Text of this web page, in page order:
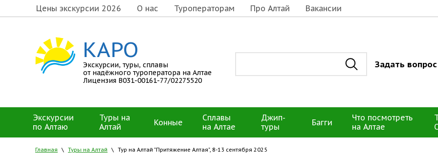
КАРО
Экскурсии, туры, сплавы
от надёжного туроператора на Алтае
Лицензия В031-00161-77/02275520
Задать вопрос
Цены экскурсии 2026 О нас Туроператорам Про Алтай Вакансии
Экскурсии
по Алтаю
Туры на
Алтай
Конные
Сплавы
на Алтае
Джип-
туры
Багги
Что посмотреть
на Алтае
Главная \ Туры на Алтай \ Тур на Алтай "Притяжение Алтая", 8-13 сентября 2025